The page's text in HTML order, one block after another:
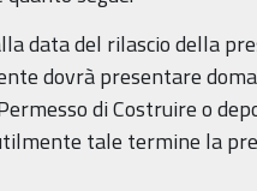
data del rilascio della
dovrà presentare
di Costruire o
tale termine la